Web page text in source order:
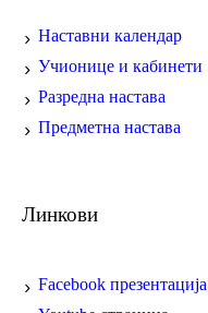
Наставни календар
Учионице и кабинети
Разредна настава
Предметна настава
Линкови
Facebook презентација